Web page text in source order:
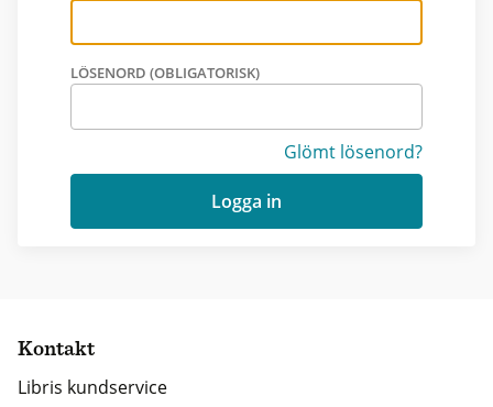
LÖSENORD (OBLIGATORISK)
Glömt lösenord?
Logga in
Kontakt
Libris kundservice